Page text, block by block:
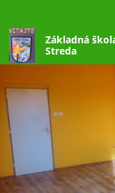
Základná
Streda
stránka